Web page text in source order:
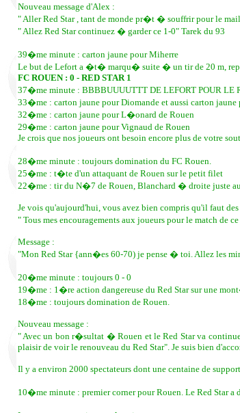
Nouveau message d'Alex :
" Aller Red Star , tant de monde pr�t � souffrir pour le
" Allez Red Star continuez � garder ce 1-0" Tarek du 93
39�me minute : carton jaune pour Miherre
Le but de Lefort a �t� marqu� suite � un tir de 20 m,
FC ROUEN : 0 - RED STAR 1
37�me minute : BBBBUUUUTTT DE LEFORT POUR LE
33�me : carton jaune pour Diomande et aussi carton jaune
32�me : carton jaune pour L�onard de Rouen
29�me : carton jaune pour Vignaud de Rouen
Je crois que nos joueurs ont besoin encore plus de votre
28�me minute : toujours domination du FC Rouen.
25�me : t�te d'un attaquant de Rouen sur le petit filet
22�me : tir du N�7 de Rouen, Blanchard � droite juste au
Je vois qu'aujourd'hui, vous avez bien compris qu'il faut
" Tous mes encouragements aux joueurs pour le match de
Message :
"Mon Red Star {ann�es 60-70) je pense � toi. Allez les
20�me minute : toujours 0 - 0
19�me : 1�re action dangereuse du Red Star sur une
18�me : toujours domination de Rouen.
Nouveau message :
" Avec un bon r�sultat � Rouen et le Red Star va
plaisir de voir le renouveau du Red Star". Je suis bien
Il y a environ 2000 spectateurs dont une centaine de
10�me minute : premier corner pour Rouen. Le Red Star